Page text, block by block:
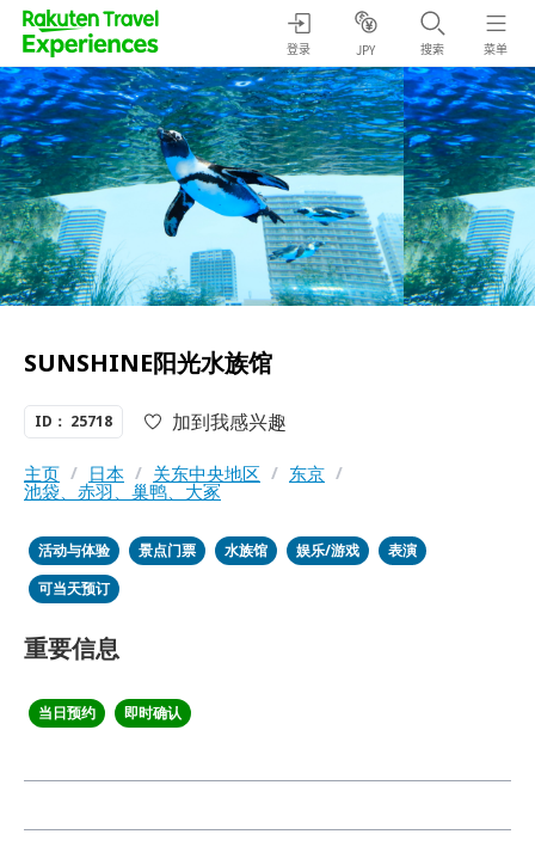
登录 JPY 搜索 菜单
SUNSHINE阳光水族馆
ID： 25718 加到我感兴趣
主页 / 日本 / 关东中央地区 / 东京 /
池袋、赤羽、巢鸭、大冢
活动与体验 景点门票 水族馆 娱乐/游戏
表演
可当天预订
重要信息
当日预约 即时确认